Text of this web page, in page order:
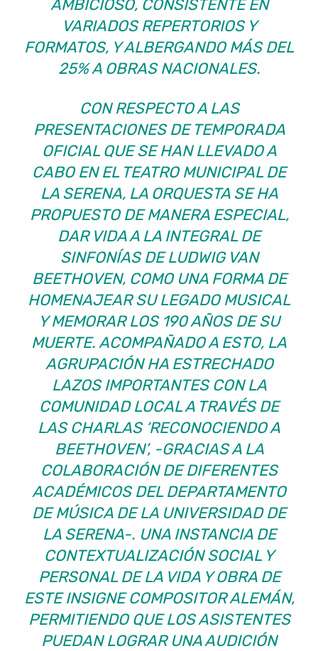
AMBICIOSO, CONSISTENTE EN
VARIADOS REPERTORIOS Y
FORMATOS, Y ALBERGANDO MÁS DEL
25% A OBRAS NACIONALES.
CON RESPECTO A LAS
PRESENTACIONES DE TEMPORADA
OFICIAL QUE SE HAN LLEVADO A
CABO EN EL TEATRO MUNICIPAL DE
LA SERENA, LA ORQUESTA SE HA
PROPUESTO DE MANERA ESPECIAL,
DAR VIDA A LA INTEGRAL DE
SINFONÍAS DE LUDWIG VAN
BEETHOVEN, COMO UNA FORMA DE
HOMENAJEAR SU LEGADO MUSICAL
Y MEMORAR LOS 190 AÑOS DE SU
MUERTE. ACOMPAÑADO A ESTO, LA
AGRUPACIÓN HA ESTRECHADO
LAZOS IMPORTANTES CON LA
COMUNIDAD LOCAL A TRAVÉS DE
LAS CHARLAS ‘RECONOCIENDO A
BEETHOVEN’, -GRACIAS A LA
COLABORACIÓN DE DIFERENTES
ACADÉMICOS DEL DEPARTAMENTO
DE MÚSICA DE LA UNIVERSIDAD DE
LA SERENA-. UNA INSTANCIA DE
CONTEXTUALIZACIÓN SOCIAL Y
PERSONAL DE LA VIDA Y OBRA DE
ESTE INSIGNE COMPOSITOR ALEMÁN,
PERMITIENDO QUE LOS ASISTENTES
PUEDAN LOGRAR UNA AUDICIÓN